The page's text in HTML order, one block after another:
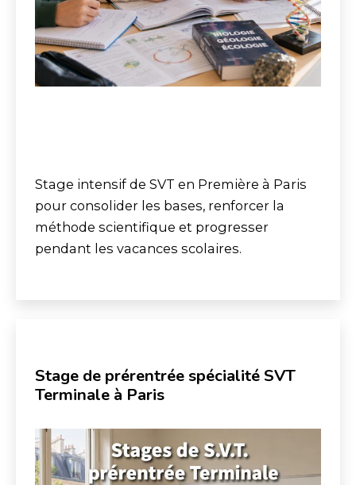
Stage intensif de SVT en Première à Paris
pour consolider les bases, renforcer la
méthode scientifique et progresser
pendant les vacances scolaires.
Stage de prérentrée spécialité SVT
Terminale à Paris